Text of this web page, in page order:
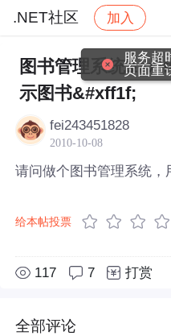
.NET社区 加入
社区 .NET社区 帖
图书管理系统
示图书&#xff1f;
fei243451828
2010-10-08
请问做个图书管理系统，
给本帖投票
117 7 打赏
全部评论
服务超
页面重